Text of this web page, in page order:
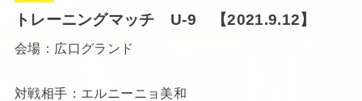
トレーニングマッチ U-9 【2021.9.12】
会場：広口グランド
対戦相手：エルニーニョ美和